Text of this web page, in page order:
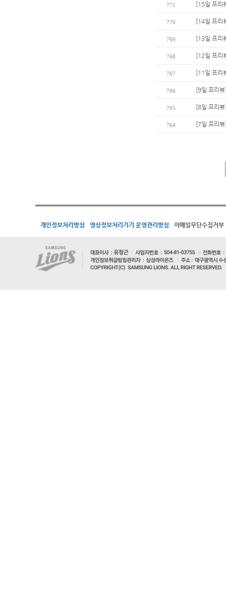
771 [15일 프리
770 [14일 프리
769 [13일 프리
768 [12일 프리
767 [11일 프리
766 [9일 프리
765 [8일 프리
764 [7일 프리
개인정보처리방침 영상정보처리기기 운영관리방침 이메일무단수집거부